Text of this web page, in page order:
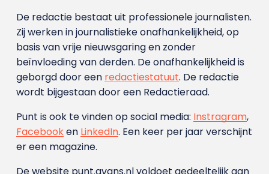
De redactie bestaat uit professionele journalisten.
Zij werken in journalistieke onafhankelijkheid, op
basis van vrije nieuwsgaring en zonder
beïnvloeding van derden. De onafhankelijkheid is
geborgd door een redactiestatuut. De redactie
wordt bijgestaan door een Redactieraad.
Punt is ook te vinden op social media: Instragram,
Facebooken LinkedIn. Een keer per jaar verschijnt
er een magazine.
De website punt.avans.nl voldoet gedeeltelijk aan